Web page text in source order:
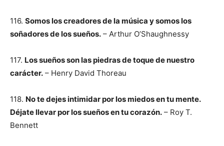
116. Somos los creadores de la música y somos los
soñadores de los sueños. – Arthur O’Shaughnessy
117. Los sueños son las piedras de toque de nuestro
carácter. – Henry David Thoreau
118. No te dejes intimidar por los miedos en tu mente.
Déjate llevar por los sueños en tu corazón. – Roy T.
Bennett